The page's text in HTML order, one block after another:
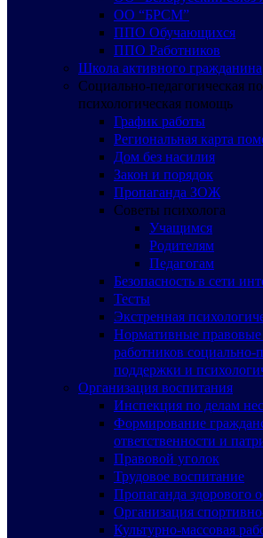
ОО “БРСМ”
ППО Обучающихся
ППО Работников
Школа активного гражданина
Социально-педагогическая
психологическая помощь
График работы
Региональная карта
Дом без насилия
Закон и порядок
Пропаганда ЗОЖ
Советы психолога
Учащимся
Родителям
Педагогам
Безопасность в сети
Тесты
Экстренная
Нормативные
работников социально-
поддержки и
Организация воспитания
Инспекция по делам
Формирование
ответственности и
Правовой уголок
Трудовое воспитание
Пропаганда здорового
Организация
Культурно-массовая